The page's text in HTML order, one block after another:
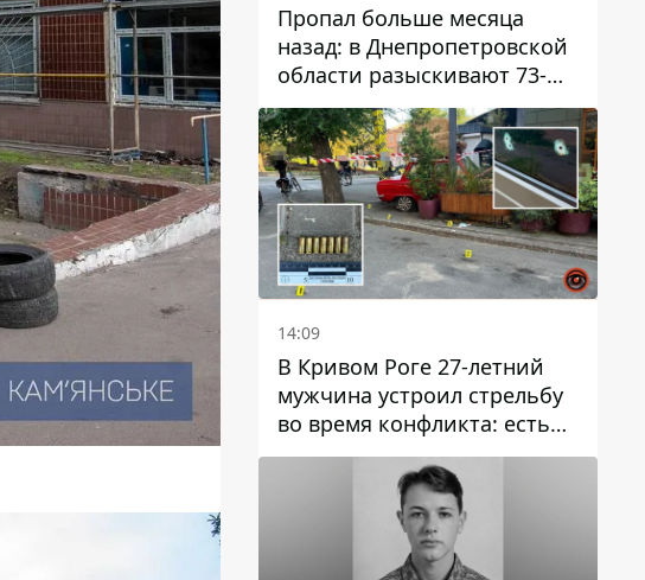
Пропал больше месяца
назад: в Днепропетровской
области разыскивают 73-
летнего мужчину
14:09
В Кривом Роге 27-летний
мужчина устроил стрельбу
во время конфликта: есть
раненый